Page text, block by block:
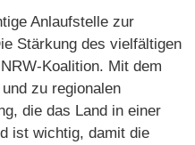
Anlaufstelle zur
Stärkung des vielfältigen
Koalition. Mit dem
zu regionalen
die das Land in einer
ist wichtig, damit die